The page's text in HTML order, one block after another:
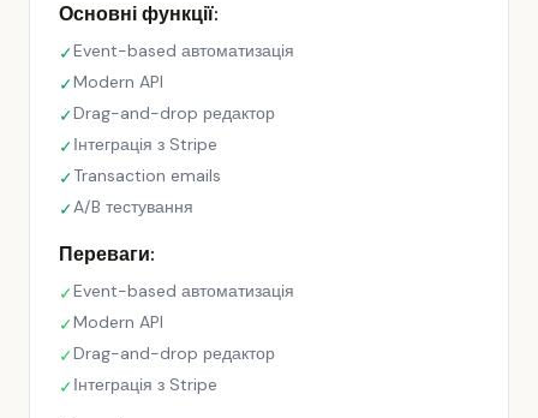
Основні функції:
✓Event-based автоматизація
✓Modern API
✓Drag-and-drop редактор
✓Інтеграція з Stripe
✓Transaction emails
✓A/B тестування
Переваги:
✓Event-based автоматизація
✓Modern API
✓Drag-and-drop редактор
✓Інтеграція з Stripe